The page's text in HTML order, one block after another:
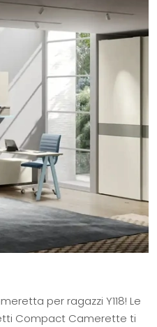
per ragazzi Y118! Le
Compact Camerette ti